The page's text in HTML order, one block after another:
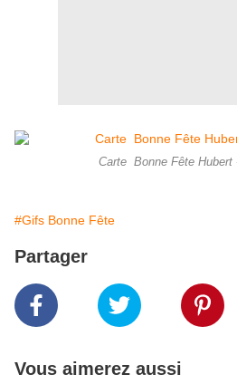
Carte Bonne Fête Hubert
#Gifs Bonne Fête
Partager
Vous aimerez aussi